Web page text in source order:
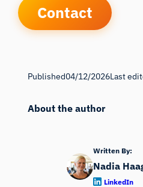
Contact
Published04/12/2026Last
About the author
Written By:
Nadia
LinkedIn